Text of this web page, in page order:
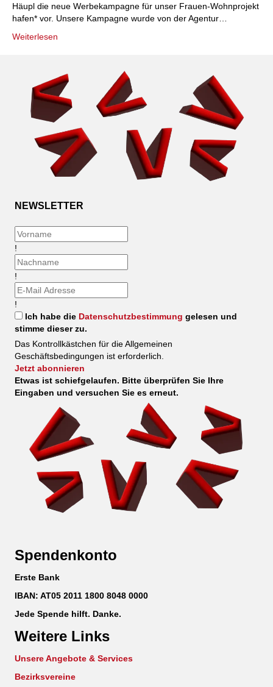
Häupl die neue Werbekampagne für unser Frauen-Wohnprojekt
hafen* vor. Unsere Kampagne wurde von der Agentur…
Weiterlesen
NEWSLETTER
!
!
!
Ich habe die Datenschutzbestimmung gelesen und
stimme dieser zu.
Das Kontrollkästchen für die Allgemeinen
Geschäftsbedingungen ist erforderlich.
Jetzt abonnieren
Etwas ist schiefgelaufen. Bitte überprüfen Sie Ihre
Eingaben und versuchen Sie es erneut.
Spendenkonto
Erste Bank
IBAN: AT05 2011 1800 8048 0000
Jede Spende hilft. Danke.
Weitere Links
Unsere Angebote & Services
Bezirksvereine